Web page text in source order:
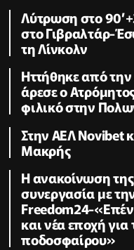
Λύτρωση στο
στο Γιβραλτάρ-
τη Λίνκολν
Ηττήθηκε από
άρεσε ο
φιλικό στην
Στην ΑΕΛ Novibet
Μακρής
H ανακοίνωση
συνεργασία με
Freedom24-
και νέα εποχή
ποδοσφαίρου»